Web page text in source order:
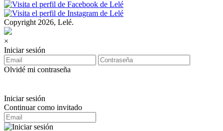
Copyright 2026, Lelé.
×
Iniciar sesión
Olvidé mi contraseña
Iniciar sesión
Continuar como invitado